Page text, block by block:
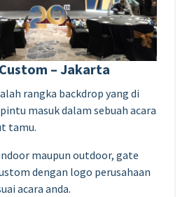
– Jakarta
rangka backdrop yang di
masuk dalam sebuah acara
tamu.
maupun outdoor, gate
dengan logo perusahaan
acara anda.